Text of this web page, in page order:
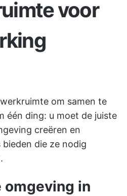
voor
om samen te
één ding: u moet de juiste
creëren en
die ze nodig
omgeving in